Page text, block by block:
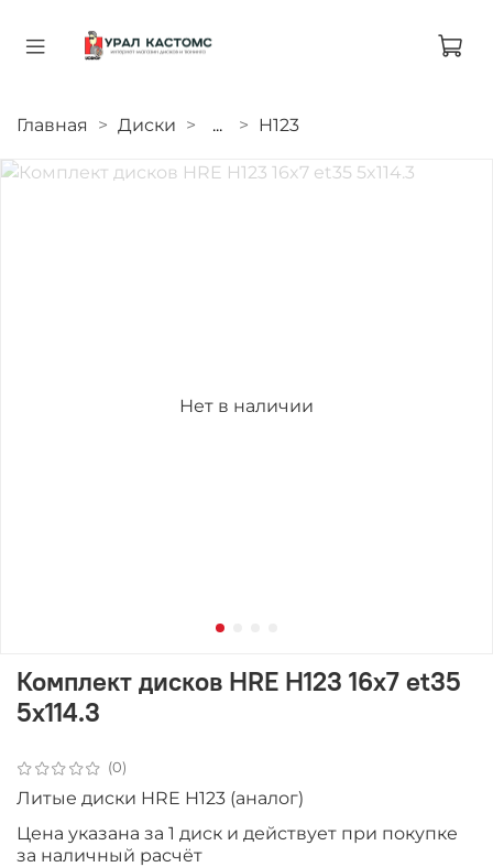
Главная Диски ... H123
Нет в наличии
(0)
Комплект дисков HRE H123 16x7 et35
5x114.3
Литые диски HRE H123 (аналог)
Цена указана за 1 диск и действует при покупке
за наличный расчёт